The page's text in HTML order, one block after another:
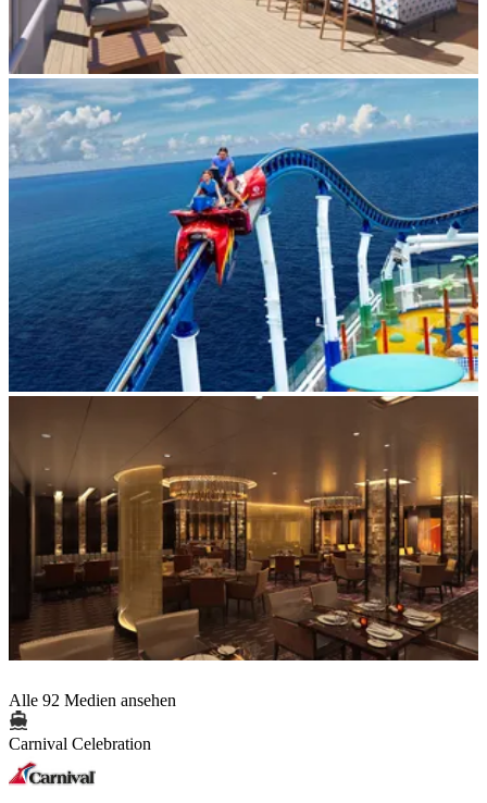
Alle 92 Medien ansehen
Carnival Celebration